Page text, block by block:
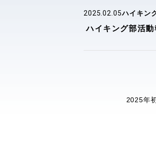
2025.02.05ハイキン
ハイキング部活動
2025年